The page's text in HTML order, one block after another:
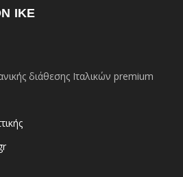
ΙΚΕ
διάθεσης Ιταλικών premium